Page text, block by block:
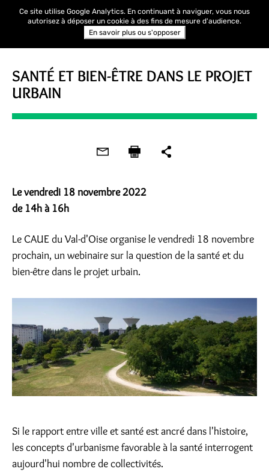
SANTÉ ET BIEN-ÊTRE DANS LE PROJET
URBAIN
Le vendredi 18 novembre 2022
de 14h à 16h
Le CAUE du Val-d'Oise organise le vendredi 18 novembre
prochain, un webinaire sur la question de la santé et du
bien-être dans le projet urbain.
Si le rapport entre ville et santé est ancré dans l'histoire,
les concepts d'urbanisme favorable à la santé interrogent
aujourd'hui nombre de collectivités.
Ce site utilise Google Analytics. En continuant à naviguer, vous nous
autorisez à déposer un cookie à des fins de mesure d'audience.
En savoir plus ou s'opposer